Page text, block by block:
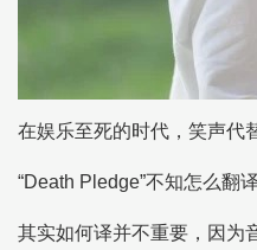
在娱乐至死的时代，笑声代
“Death Pledge”不知怎么翻
其实如何译并不重要，因为